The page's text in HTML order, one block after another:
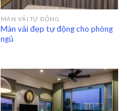
MÀN VẢI TỰ ĐỘNG
Màn vải đẹp tự động cho phòng
ngủ